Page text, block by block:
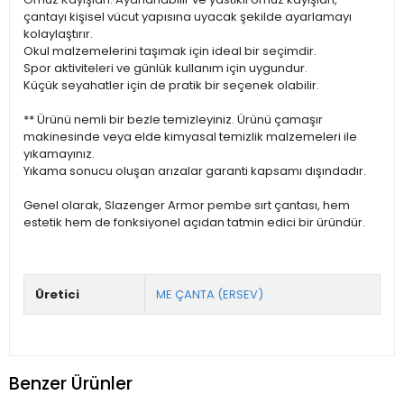
çantayı kişisel vücut yapısına uyacak şekilde ayarlamayı
kolaylaştırır.
Okul malzemelerini taşımak için ideal bir seçimdir.
Spor aktiviteleri ve günlük kullanım için uygundur.
Küçük seyahatler için de pratik bir seçenek olabilir.
** Ürünü nemli bir bezle temizleyiniz. Ürünü çamaşır
makinesinde veya elde kimyasal temizlik malzemeleri ile
yıkamayınız.
Yıkama sonucu oluşan arızalar garanti kapsamı dışındadır.
Genel olarak, Slazenger Armor pembe sırt çantası, hem
estetik hem de fonksiyonel açıdan tatmin edici bir üründür.
Üretici ME ÇANTA (ERSEV)
Benzer Ürünler